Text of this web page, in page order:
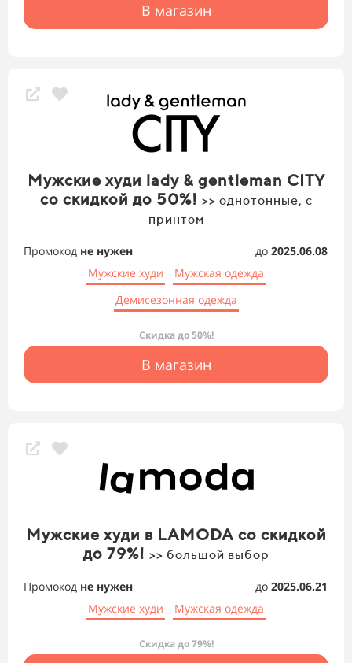
В магазин
Мужские худи lady & gentleman CITY
со скидкой до 50%! >> однотонные, с
принтом
Промокод не нужен до 2025.06.08
Мужские худи
Мужская одежда
Демисезонная одежда
Скидка до 50%!
В магазин
Мужские худи в LAMODA со скидкой
до 79%! >> большой выбор
Промокод не нужен до 2025.06.21
Мужские худи
Мужская одежда
Скидка до 79%!